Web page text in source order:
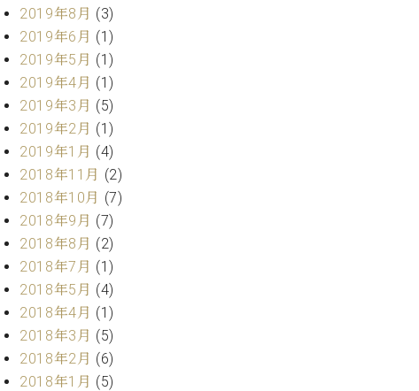
2019年8月 (3)
2019年6月 (1)
2019年5月 (1)
2019年4月 (1)
2019年3月 (5)
2019年2月 (1)
2019年1月 (4)
2018年11月 (2)
2018年10月 (7)
2018年9月 (7)
2018年8月 (2)
2018年7月 (1)
2018年5月 (4)
2018年4月 (1)
2018年3月 (5)
2018年2月 (6)
2018年1月 (5)